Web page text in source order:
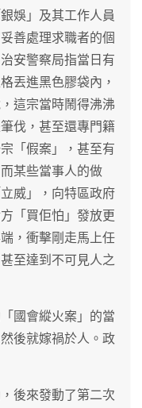
娛」及其工作人員
善處理求職者的個
安警察局指當日有
丟進黑色膠袋內，
這宗當時鬧得沸沸
伐，甚至還專門籍
「假案」，甚至有
某些當事人的做
威」，向特區政府
「買佢怕」發放更
，衝擊剛走馬上任
至達到不可見人之
國會縱火案」的當
後就嫁禍於人。政
後來發動了第二次